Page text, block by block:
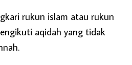
rukun islam atau rukun
aqidah yang tidak